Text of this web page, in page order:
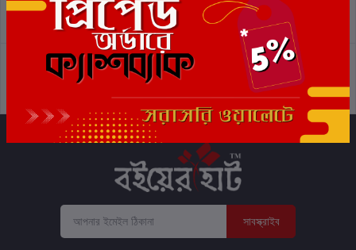
শর্তাবলী প্রত্যাবর্তন নীতিমালা
গোপনীয়তা নীতি
সাবস্ক্রাইব